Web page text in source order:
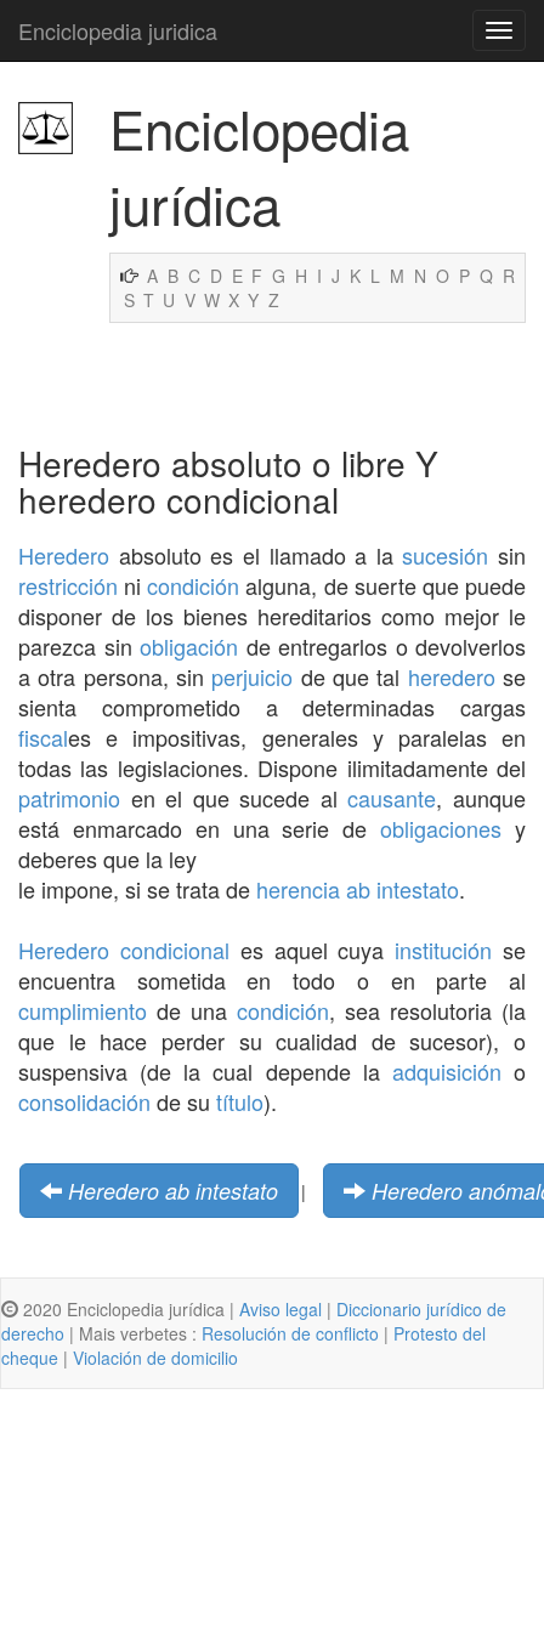
Enciclopedia juridica
Enciclopedia
jurídica
A B C D E F G H I J K L M N O P Q R
S T U V W X Y Z
Heredero absoluto o libre Y
heredero condicional
Heredero absoluto es el llamado a lasucesión sin
restricción nicondición alguna, de suerte que puede
disponer de los bienes hereditarios como mejor le
parezca sin obligación de entregarlos o devolverlos
a otra persona, sin perjuicio de que tal heredero se
sienta comprometido a determinadas cargas
fiscales e impositivas, generales y paralelas en
todas las legislaciones. Dispone ilimitadamente del
patrimonio en el que sucede alcausante, aunque
está enmarcado en una serie deobligaciones y
deberes que la ley
le impone, si se trata de herenciaab intestato.
Heredero condicional es aquel cuya institución se
encuentra sometida en todo o en parte al
cumplimiento de una condición, sea resolutoria (la
que le hace perder su cualidad de sucesor), o
suspensiva (de la cual depende la adquisición o
consolidación de su título).
Heredero ab intestato | Heredero
2020 Enciclopedia jurídica | Aviso legal | Diccionario jurídico de
derecho | Mais verbetes : Resolución de conflicto | Protesto del
cheque | Violación de domicilio